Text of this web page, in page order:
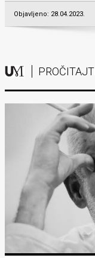
Objavljeno: 28.04.2023.